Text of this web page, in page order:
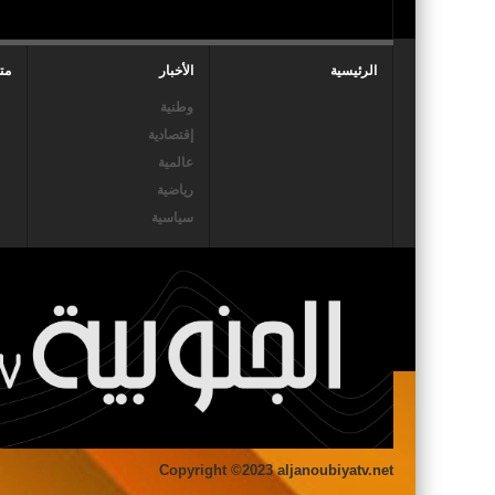
الرئيسية الأخبار
وطنية
إقتصادية
عالمية
رياضية
سياسية
Copyright ©2023 aljanoubiyatv.net